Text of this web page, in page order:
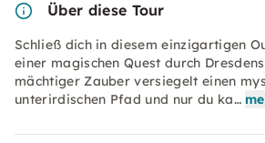
Über diese Tour
Schließ dich in diesem einzigartigen
einer magischen Quest durch
mächtiger Zauber versiegelt einen
unterirdischen Pfad und nur du ka…